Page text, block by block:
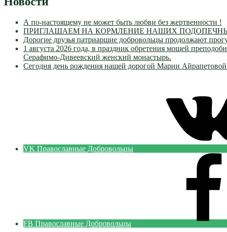
А по-настоящему не может быть любви без жертвенности !
ПРИГЛАШАЕМ НА КОРМЛЕНИЕ НАШИХ
Дорогие друзья патриаршие добровольцы продолжают
1 августа 2026 года, в праздник обретения мощей
Серафимо-Дивеевский женский монастырь.
Сегодня день рождения нашей дорогой Марии
VK Православные Добровольцы
FB Православные Добровольцы